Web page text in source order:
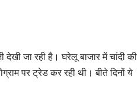
जा रही है। घरेलू बाजार में चांदी की
पर ट्रेड कर रही थी। बीते दिनों ये